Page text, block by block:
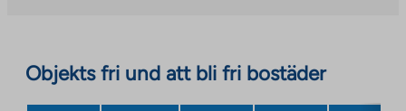
opens
in
Objekts fri und att bli fri bostäder